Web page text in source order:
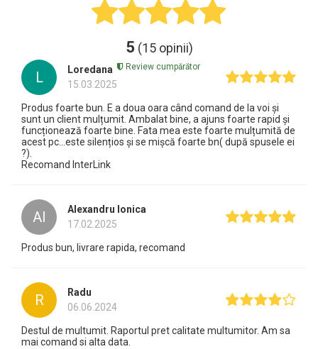
5 (15 opinii)
L
Loredana
15.03.2025
Review cumpărător
Produs foarte bun. E a doua oara când comand de la voi și
sunt un client mulțumit. Ambalat bine, a ajuns foarte rapid și
funcționează foarte bine. Fata mea este foarte mulțumită de
acest pc...este silențios și se mișcă foarte bn( după spusele ei
?).
Recomand InterLink
AI
Alexandru Ionica
17.02.2025
Produs bun, livrare rapida, recomand
R
Radu
06.06.2024
Destul de multumit. Raportul pret calitate multumitor. Am sa
mai comand si alta data.